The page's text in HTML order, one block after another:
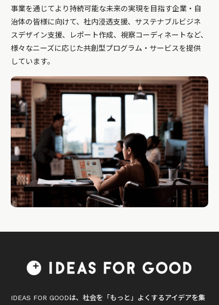
事業を通じてより持続可能な未来の実現を目指す企業・自
治体の皆様に向けて、社内浸透支援、サステナブルビジネ
スデザイン支援、レポート作成、視察コーディネートなど、
様々なニーズに応じた共創型プログラム・サービスを提供
しています。
IDEAS FOR GOODは、社会を「もっと」よくするアイデアを集